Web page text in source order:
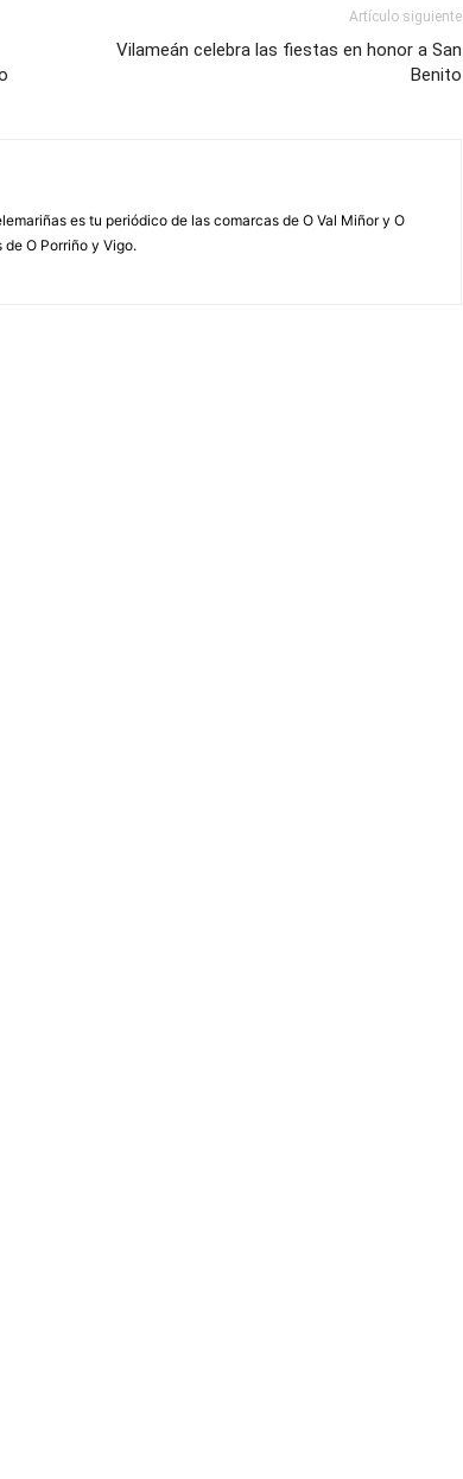
Artículo siguiente
Vilameán celebra las fiestas en honor a San
Benito
es tu periódico de las comarcas de O Val Miñor y O
O Porriño y Vigo.